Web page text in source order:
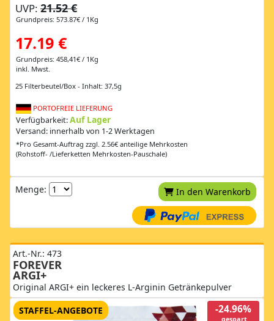
UVP: 21.52 €
Grundpreis: 573.87€ / 1Kg
17.19 €
Grundpreis: 458,41€ / 1Kg
inkl. Mwst.
25 Filterbeutel/Box - Inhalt: 37,5g
PORTOFREIE LIEFERUNG
Verfügbarkeit:Auf Lager
Versand: innerhalb von 1-2 Werktagen
*Pro Gesamt-Auftrag zzgl. 2.56€ anteilige Mehrkosten
(Rohstoff- /Lieferketten Mehrkosten-Pauschale)
Menge: In den Warenkorb
Art.-Nr.: 473
FOREVER
ARGI+
Original ARGI+ ein leckeres L-Arginin Getränkepulver
-24.96%
gespart
STAFFEL-ANGEBOTE